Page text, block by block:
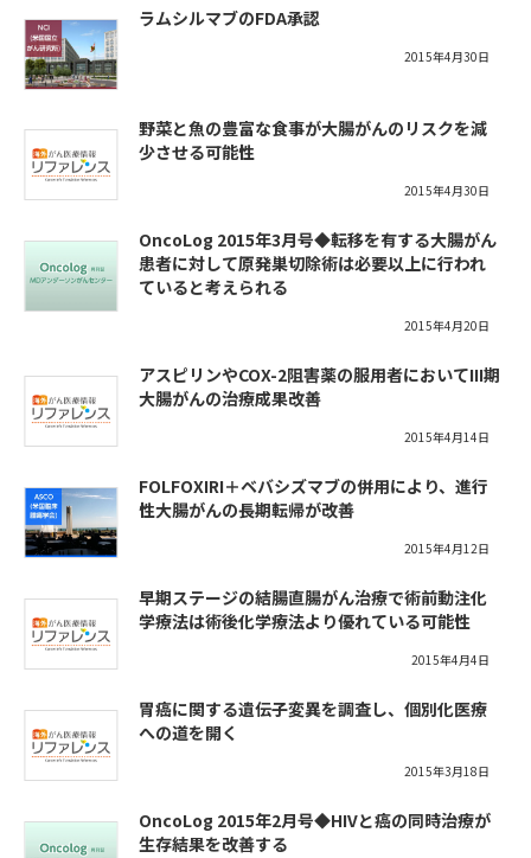
ラムシルマブのFDA承認
2015年4月30日
野菜と魚の豊富な食事が大腸がんのリスクを減
少させる可能性
2015年4月30日
OncoLog 2015年3月号◆転移を有する大腸がん
患者に対して原発巣切除術は必要以上に行われ
ていると考えられる
2015年4月20日
アスピリンやCOX-2阻害薬の服用者においてIII期
大腸がんの治療成果改善
2015年4月14日
FOLFOXIRI＋ベバシズマブの併用により、進行
性大腸がんの長期転帰が改善
2015年4月12日
早期ステージの結腸直腸がん治療で術前動注化
学療法は術後化学療法より優れている可能性
2015年4月4日
胃癌に関する遺伝子変異を調査し、個別化医療
への道を開く
2015年3月18日
OncoLog 2015年2月号◆HIVと癌の同時治療が
生存結果を改善する